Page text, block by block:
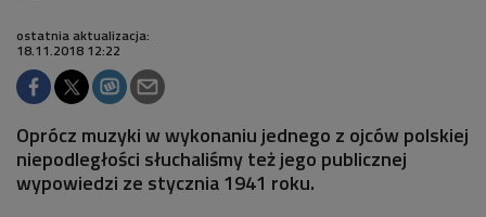
ostatnia aktualizacja:
18.11.2018 12:22
Oprócz muzyki w wykonaniu jednego z ojców polskiej
niepodległości słuchaliśmy też jego publicznej
wypowiedzi ze stycznia 1941 roku.